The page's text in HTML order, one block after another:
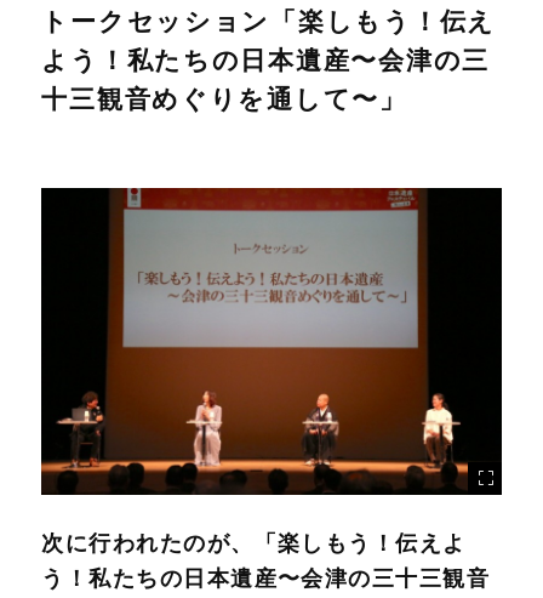
トークセッション「楽しもう！伝え
よう！私たちの日本遺産〜会津の三
十三観音めぐりを通して〜」
次に行われたのが、「楽しもう！伝えよ
う！私たちの日本遺産〜会津の三十三観音